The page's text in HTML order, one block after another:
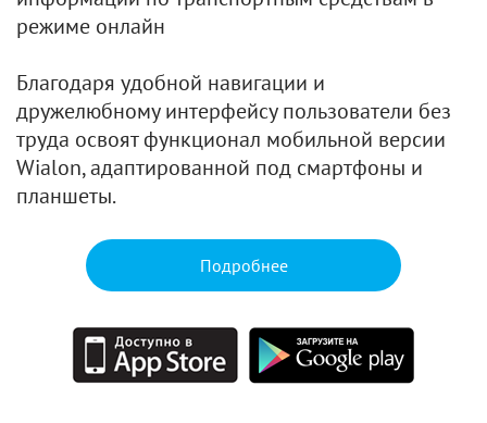
режиме онлайн
Благодаря удобной навигации и
дружелюбному интерфейсу пользователи без
труда освоят функционал мобильной версии
Wialon, адаптированной под смартфоны и
планшеты.
Подробнее